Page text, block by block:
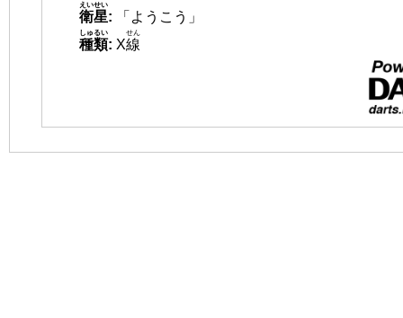
衛星
えいせい
:
「ようこう」
種類
しゅるい
: X線
せん